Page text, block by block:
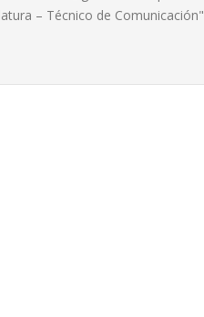
– Técnico de Comunicación"